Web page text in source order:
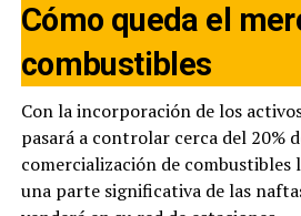
Cómo queda el
combustibles
Con la incorporación de los
pasará a controlar cerca del 20%
comercialización de combustibles
una parte significativa de las